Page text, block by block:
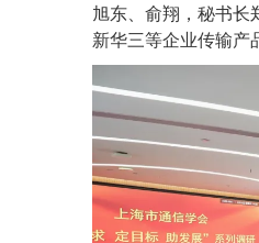
旭东、俞翔，秘书长
新华三等企业传输产